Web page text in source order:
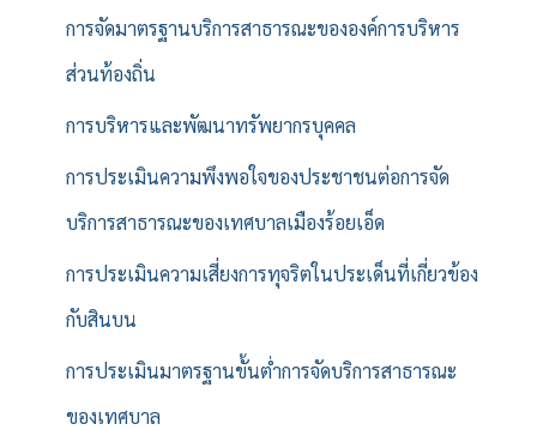
การจัดมาตรฐานบริการสาธารณะขององค์การบริหาร
ส่วนท้องถิ่น
การบริหารและพัฒนาทรัพยากรบุคคล
การประเมินความพึงพอใจของประชาชนต่อการจัด
บริการสาธารณะของเทศบาลเมืองร้อยเอ็ด
การประเมินความเสี่ยงการทุจริตในประเด็นที่เกี่ยวข้อง
กับสินบน
การประเมินมาตรฐานขั้นต่ำการจัดบริการสาธารณะ
ของเทศบาล